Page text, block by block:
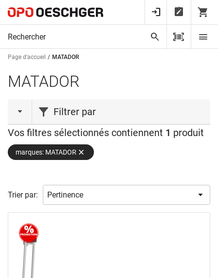
Page d’accueil MATADOR
MATADOR
Filtrer par
action
Action (1)
(1)
poids
7,7 (1)
vidéo
disponibilité
disponible du stock
Vos filtres sélectionnés contiennent 1 produit
marques: MATADOR
Trier par: